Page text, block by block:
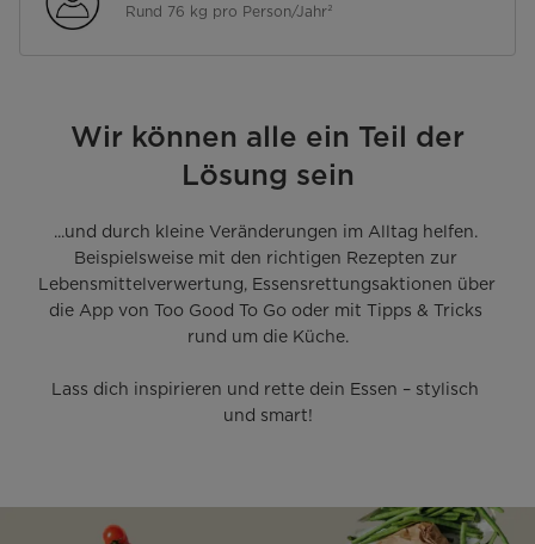
Rund 76 kg pro Person/Jahr²
Wir können alle ein Teil der
Lösung sein
...und durch kleine Veränderungen im Alltag helfen.
Beispielsweise mit den richtigen Rezepten zur
Lebensmittelverwertung, Essensrettungsaktionen über
die App von Too Good To Go oder mit Tipps & Tricks
rund um die Küche.
Lass dich inspirieren und rette dein Essen – stylisch
und smart!